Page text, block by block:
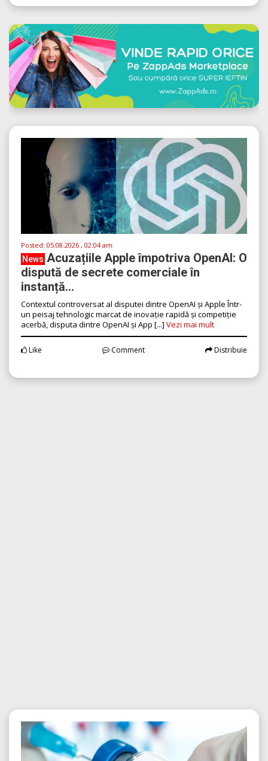
Posted: 05.08.2026 , 02:04 am
News Acuzațiile Apple împotriva OpenAI: O
dispută de secrete comerciale în
instanță...
Contextul controversat al disputei dintre OpenAI și Apple Într-
un peisaj tehnologic marcat de inovație rapidă și competiție
acerbă, disputa dintre OpenAI și App [...] Vezi mai mult
Like Comment Distribuie